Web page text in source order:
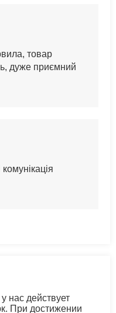
товар
дуже приємний
нас действует
При достижении